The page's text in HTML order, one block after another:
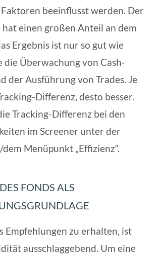
beeinflusst werden. Der
hat einen großen Anteil an dem
Ergebnis ist nur so gut wie
die Überwachung von Cash-
der Ausführung von Trades. Je
Differenz, desto besser.
Tracking-Differenz bei den
im Screener unter der
Menüpunkt „Effizienz“.
FONDS ALS
Empfehlungen zu erhalten, ist
ausschlaggebend. Um eine